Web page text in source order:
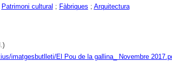
Patrimoni cultural ; Fàbriques ; Arquitectura
imatgesbutlleti/El Pou de la gallina_ Novembre